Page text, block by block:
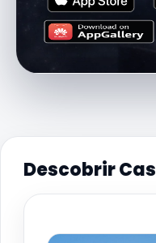
Descobrir